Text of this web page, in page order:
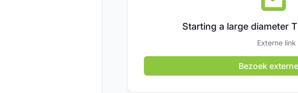
Starting a large diameter
Externe link
Bezoek